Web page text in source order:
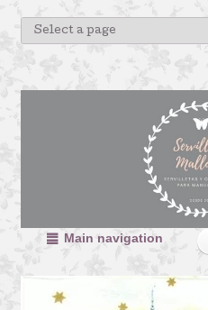
Main navigation